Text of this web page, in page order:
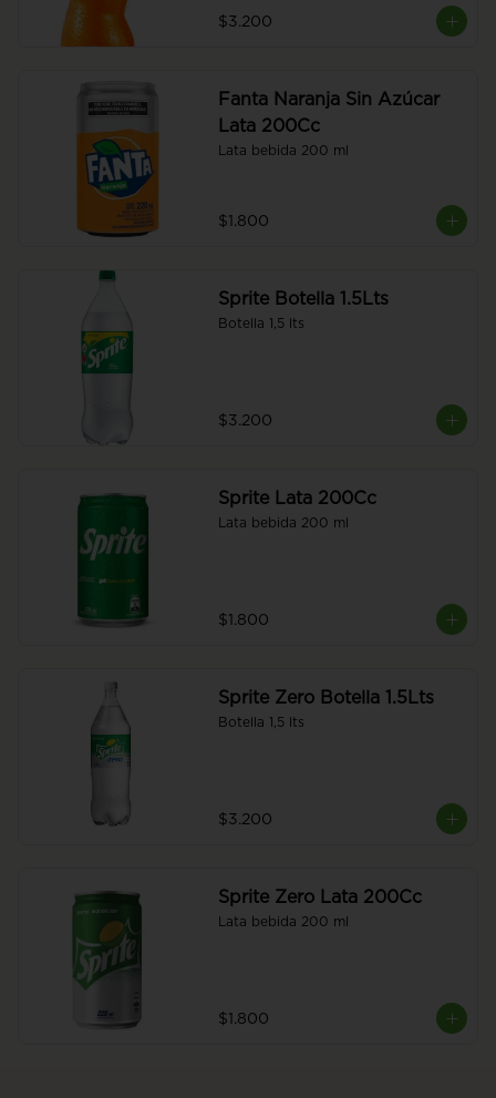
$3.200
Fanta Naranja Sin Azúcar
Lata 200Cc
Lata bebida 200 ml
$1.800
Sprite Botella 1.5Lts
Botella 1,5 lts
$3.200
Sprite Lata 200Cc
Lata bebida 200 ml
$1.800
Sprite Zero Botella 1.5Lts
Botella 1,5 lts
$3.200
Sprite Zero Lata 200Cc
Lata bebida 200 ml
$1.800